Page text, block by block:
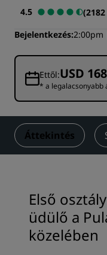
4.5
Bejelentkezés 2:00pm
Ettől:USD
* a legalacsonyabb
Áttekintés
Első
üdülő a
közelében